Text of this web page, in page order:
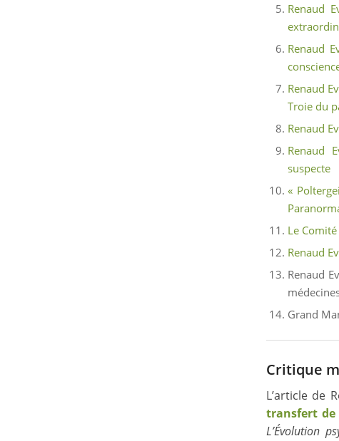
Renaud
Renaud
Renaud
Troie du
Renaud
Renaud
suspecte
«
Le
Renaud
Renaud
Grand
Critique
L’article de
transfert de
L’Évolution